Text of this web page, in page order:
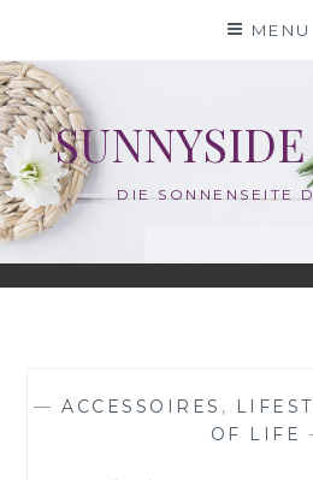
content
MENU
DIE SONNENSEITE
—ACCESSOIRES ,
OF LIFE